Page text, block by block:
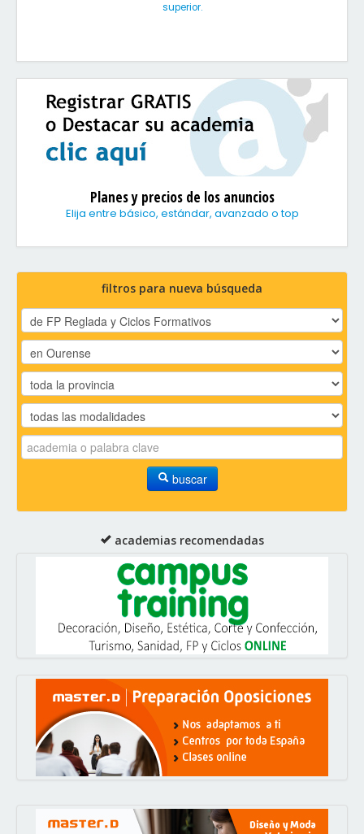
superior.
Planes y precios de los anuncios
Elija entre básico, estándar, avanzado o top
filtros para nueva búsqueda
buscar
academias recomendadas